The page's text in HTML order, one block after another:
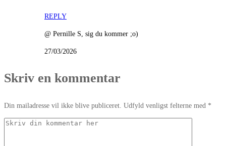
REPLY
@ Pernille S, sig du kommer ;o)
27/03/2026
Skriv en kommentar
Din mailadresse vil ikke blive publiceret. Udfyld venligst felterne med *